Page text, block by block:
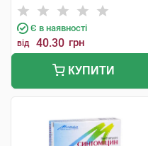
Є в наявності
від 40.30 грн
КУПИТИ